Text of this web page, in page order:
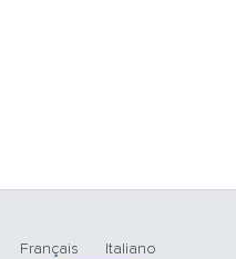
Français
Italiano